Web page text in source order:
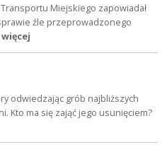
Miejskiego zapowiadał
źle przeprowadzonego
odwiedzając grób najbliższych
Kto ma się zająć jego usunięciem?